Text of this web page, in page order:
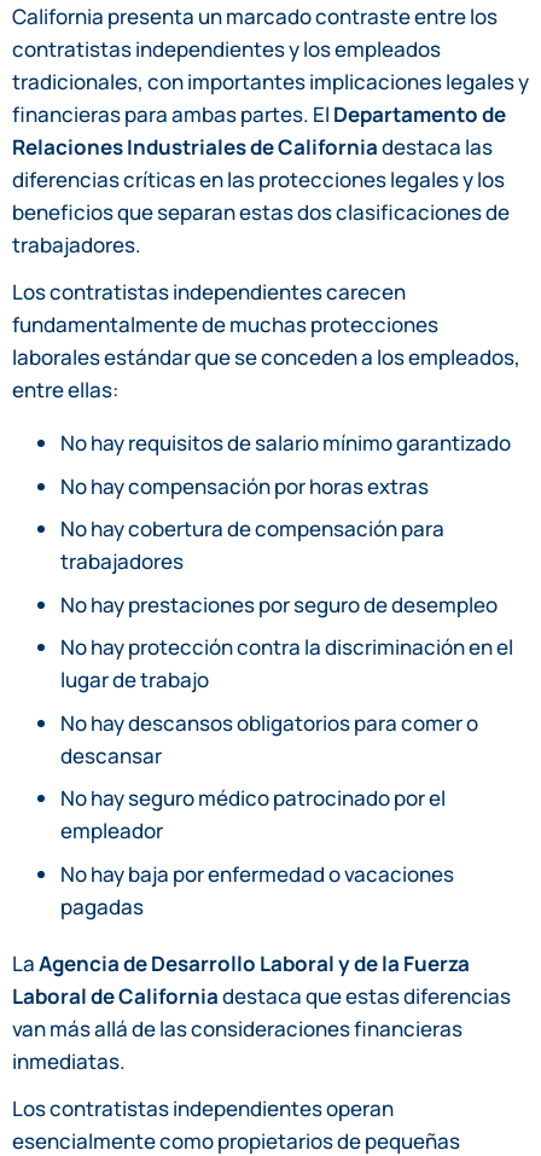
California presenta un marcado contraste entre los
contratistas independientes y los empleados
tradicionales, con importantes implicaciones legales y
financieras para ambas partes. El Departamento de
Relaciones Industriales de Californiadestaca las
diferencias críticas en las protecciones legales y los
beneficios que separan estas dos clasificaciones de
trabajadores.
Los contratistas independientes carecen
fundamentalmente de muchas protecciones
laborales estándar que se conceden a los empleados,
entre ellas:
No hay requisitos de salario mínimo garantizado
No hay compensación por horas extras
No hay cobertura de compensación para
trabajadores
No hay prestaciones por seguro de desempleo
No hay protección contra la discriminación en el
lugar de trabajo
No hay descansos obligatorios para comer o
descansar
No hay seguro médico patrocinado por el
empleador
No hay baja por enfermedad o vacaciones
pagadas
LaAgencia de Desarrollo Laboral y de la Fuerza
Laboral de Californiadestaca que estas diferencias
van más allá de las consideraciones financieras
inmediatas.
Los contratistas independientes operan
esencialmente como propietarios de pequeñas